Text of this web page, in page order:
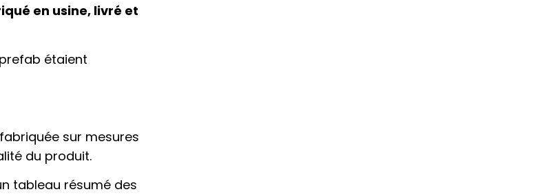
en usine, livré et
étaient
sur mesures
du produit.
tableau résumé des